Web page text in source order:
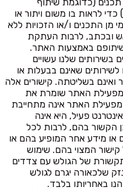
כדי לראות בו משום ויתור או
מן התכנים ו/או הזכויות ללא
ובכתב, לרבות העתקת
באמצעות האתר.
בשירותים שלנו עשויים
שאינם בבעלות או
בשליטתה. קישורים אלה
האתר שומרת את
האתר אינה מתחייבת
פעיל, היא אינה
הקשור בהם, לרבות לכל
או מידע אחר המופיע בהם או
המצוי בהם. שימוש
של הגולש עם צדדים
שלכאורה יגרם לגולש
באחריותו בלבד.